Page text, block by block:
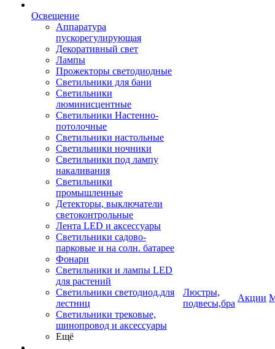
Освещение
Аппаратура
пускорегулирующая
Декоративный свет
Лампы
Прожекторы светодиодные
Светильники для бани
Светильники
люминисцентные
Светильники Настенно-
потолочные
Светильники настольные
Светильники ночники
Светильники под лампу
накаливания
Светильники
промышленные
Детекторы, выключатели
светоконтрольные
Лента LED и аксессуары
Светильники садово-
парковые и на солн. батарее
Фонари
Светильники и лампы LED
для растений
Светильники светодиод.для
лестниц
Светильники трековые,
шинопровод и аксессуары
Ещё
Люстры,
подвесы,бра
Акции